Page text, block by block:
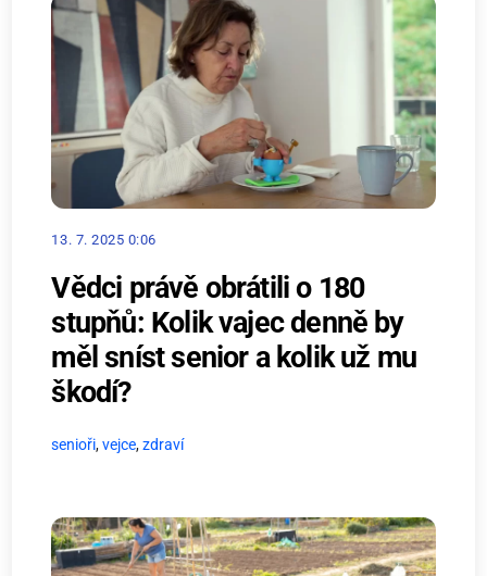
13. 7. 2025 0:06
Vědci právě obrátili o 180
stupňů: Kolik vajec denně by
měl sníst senior a kolik už mu
škodí?
senioři,vejce,zdraví